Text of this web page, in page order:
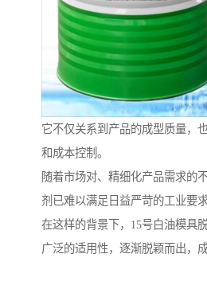
它不仅关系到产品的成型质量，
和成本控制。
随着市场对、精细化产品需求的
剂已难以满足日益严苛的工业要求
在这样的背景下，15号白油模具
广泛的适用性，逐渐脱颖而出，